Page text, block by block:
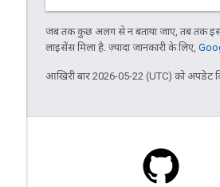
जब तक कुछ अलग से न बताया जाए, तब तक इस
लाइसेंस मिला है. ज़्यादा जानकारी के लिए,
आखिरी बार 2026-05-22 (UTC) को अपडेट